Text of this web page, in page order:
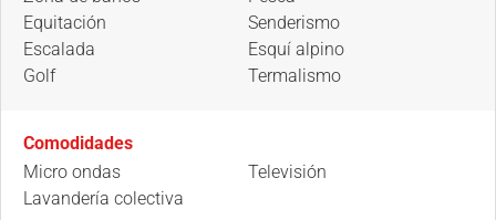
Equitación
Escalada
Golf
Senderismo
Esquí alpino
Termalismo
Comodidades
Micro ondas
Lavandería colectiva
Televisión